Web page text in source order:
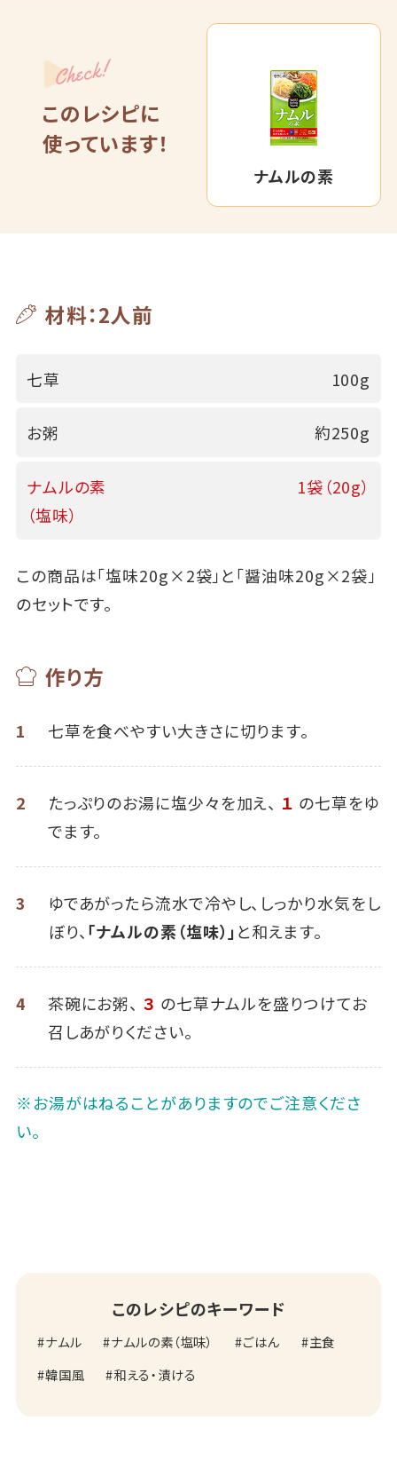
Check!
このレシピに
使っています！
ナムルの素
材料：2人前
七草 100g
お粥 約250g
ナムルの素
（塩味）
1袋（20g）
この商品は「塩味20g×2袋」と「醤油味20g×2袋」
のセットです。
作り方
1 七草を食べやすい大きさに切ります。
2 たっぷりのお湯に塩少々を加え、 １ の七草をゆ
でます。
3
ゆであがったら流水で冷やし、しっかり水気をし
ぼり、 「ナムルの素（塩味）」と和えます。
4 茶碗にお粥、 ３ の七草ナムルを盛りつけてお
召しあがりください。
※お湯がはねることがありますのでご注意くださ
い。
このレシピのキーワード
ナムル ナムルの素（塩味） ごはん
主食
韓国風
和える・漬ける